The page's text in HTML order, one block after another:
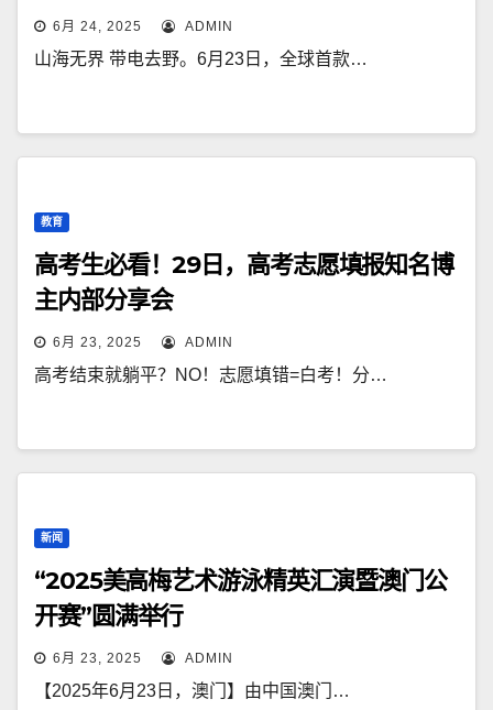
6月 24, 2025 ADMIN
山海无界 带电去野。6月23日，全球首款…
教育
高考生必看！29日，高考志愿填报知名博
主内部分享会
6月 23, 2025 ADMIN
高考结束就躺平？NO！志愿填错=白考！分…
新闻
“2025美高梅艺术游泳精英汇演暨澳门公
开赛”圆满举行
6月 23, 2025 ADMIN
【2025年6月23日，澳门】由中国澳门…